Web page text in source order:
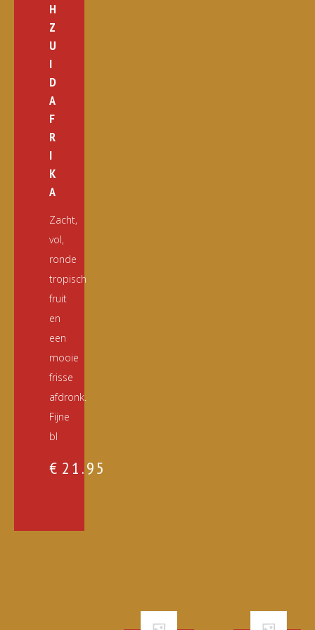
H
Z
U
I
D
A
F
R
I
K
A
Zacht,
vol,
ronde
tropisch
fruit
en
een
mooie
frisse
afdronk.
Fijne
bl
€ 21.95